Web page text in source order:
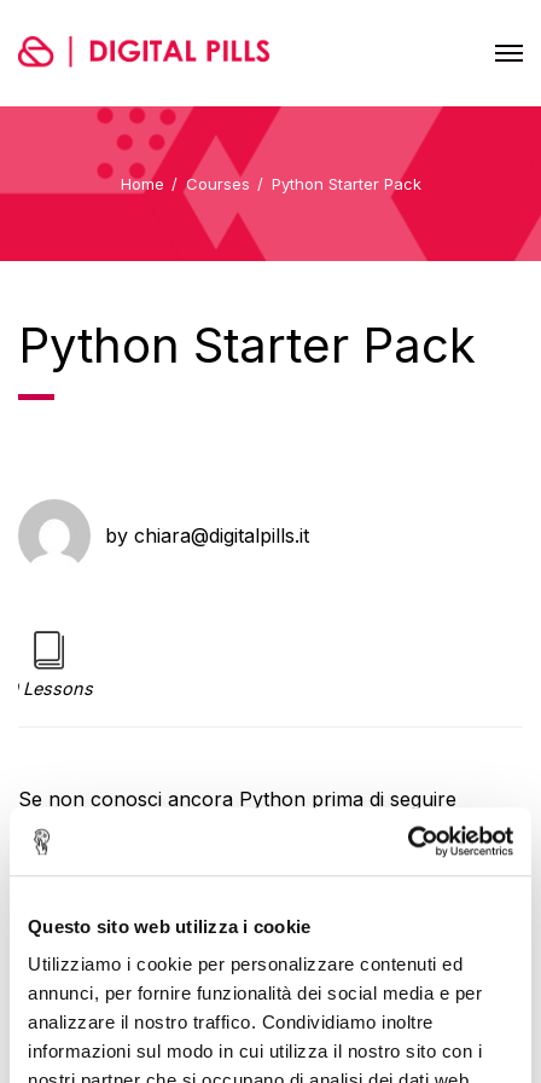
Questo sito web utilizza i cookie
Utilizziamo i cookie per personalizzare contenuti ed
annunci, per fornire funzionalità dei social media e per
analizzare il nostro traffico. Condividiamo inoltre
informazioni sul modo in cui utilizza il nostro sito con i
Home Courses Python Starter Pack
Python Starter Pack
by chiara@digitalpills.it
0 Lessons
Se non conosci ancora Python prima di seguire
questo corso guarda il webinar gratuito introduttivo in
questa pagina
durante il workshop.
All’interno di questo corso vedrai:
I concetti base del linguaggio di programmazione
Introduzione alle librerie Python più comuni